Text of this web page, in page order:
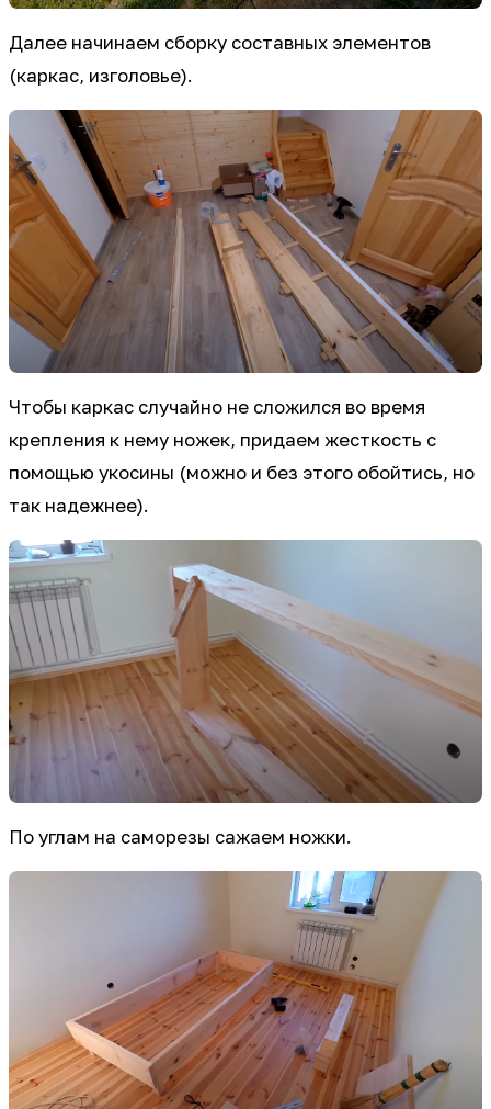
Далее начинаем сборку составных элементов
(каркас, изголовье).
Чтобы каркас случайно не сложился во время
крепления к нему ножек, придаем жесткость с
помощью укосины (можно и без этого обойтись, но
так надежнее).
По углам на саморезы сажаем ножки.